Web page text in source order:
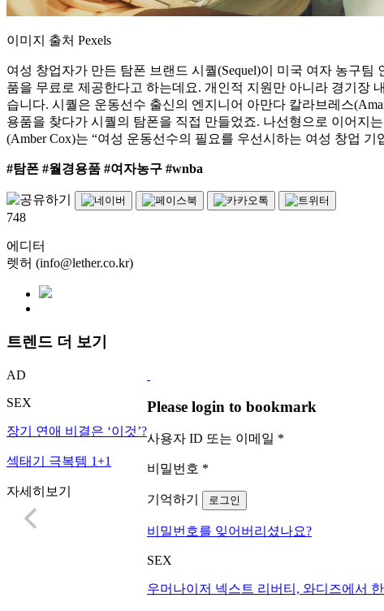
이미지 출처 Pexels
여성 창업자가 만든 탐폰 브랜드 시퀄(Sequel)이 미국 여자 농구
품을 무료로 제공한다고 하는데요. 개인적 지원만 아니라 경기장
습니다. 시퀄은 운동선수 출신의 엔지니어 아만다 칼라브레스
용품을 찾다가 시퀄의 탐폰을 직접 만들었죠. 나선형으로 이어지
(Amber Cox)는 “여성 운동선수의 필요를 우선시하는 여성 창업
#탐폰 #월경용품 #여자농구 #wnba
748
에디터
렛허 (info@lether.co.kr)
트렌드 더 보기
AD
SEX
장기 연애 비결은 ‘이것’?
섹태기 극복템 1+1
자세히보기
Please login to bookmark
사용자 ID 또는 이메일 *
비밀번호 *
기억하기 로그인
비밀번호를 잊어버리셨나요?
SEX
우머나이저 넥스트 리버티, 와디즈에서